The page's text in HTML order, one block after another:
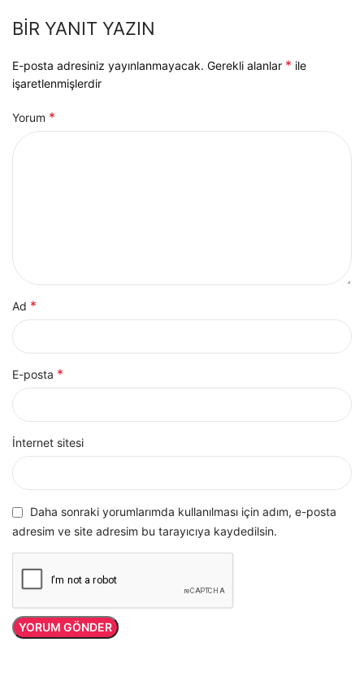
BIR YANIT YAZIN
E-posta adresiniz yayınlanmayacak. Gerekli alanlar * ile
işaretlenmişlerdir
Yorum *
Ad *
E-posta *
İnternet sitesi
Daha sonraki yorumlarımda kullanılması için adım, e-posta
adresim ve site adresim bu tarayıcıya kaydedilsin.